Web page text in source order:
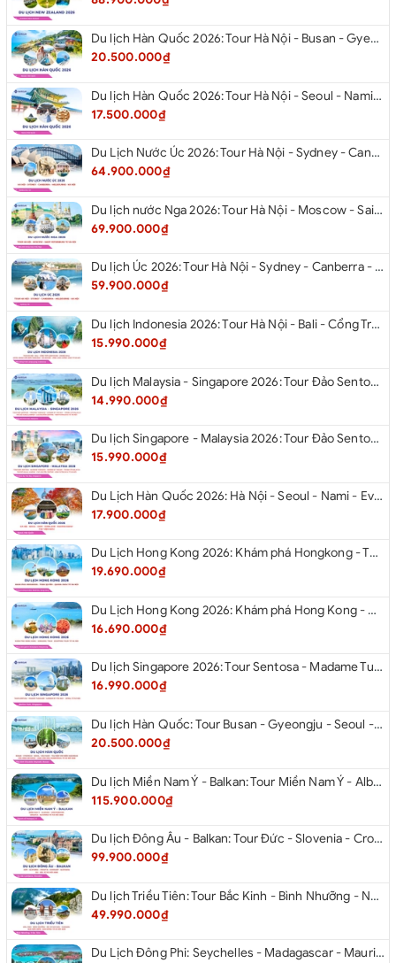
Du lịch Hàn Quốc 2026: Tour Hà Nội - Busan - Gyeongju - Seoul - Đảo Nami - Tàu Điện Ven Biển Haeundae - Cầu Kính Oryukdo - Làng Văn Hóa Huinnyeoul
20.500.000₫
Du lịch Hàn Quốc 2026: Tour Hà Nội - Seoul - Nami - Everland - Painter Show - Thư Viện Sách
17.500.000₫
Du Lịch Nước Úc 2026: Tour Hà Nội - Sydney - Canberra - Melbourne - Hà Nội
64.900.000₫
Du lịch nước Nga 2026: Tour Hà Nội - Moscow - Saint Petersburg từ Hà Nội
69.900.000₫
Du lịch Úc 2026: Tour Hà Nội - Sydney - Canberra - Melbourne - Hà Nội
59.900.000₫
Du lịch Indonesia 2026: Tour Hà Nội - Bali - Cổng Trời Lempuyang - Swings Bali - Ngắm hoàng hôn biển Jimbaran - Kelingking - Sống Lưng Khủng Long từ Hà Nội
15.990.000₫
Du lịch Malaysia - Singapore 2026: Tour Đảo Sentosa - Madame Tussause - Garden By The Bay - Thành Cổ Malacca - Thủ Đô Kualalumpur - Cao Nguyên Genting - New Putrajaya từ Hà Nội
14.990.000₫
Du lịch Singapore - Malaysia 2026: Tour Đảo Sentosa - Madame Tussauds - Garden By The Bay - Thành cổ Malacca - Thủ đô Kuala Lumpur - Cao nguyên Genting - New Putrajaya từ Hà Nội
15.990.000₫
Du Lịch Hàn Quốc 2026: Hà Nội - Seoul - Nami - Everland - Painter Show - Thư Viện Sách
17.900.000₫
Du Lịch Hong Kong 2026: Khám phá Hongkong - Thâm Quyến - Quảng Châu từ Hà Nội
19.690.000₫
Du Lịch Hong Kong 2026: Khám phá Hong Kong - Dingding Tram - Shopping Tour từ Hà Nội
16.690.000₫
Du lịch Singapore 2026: Tour Sentosa - Madame Tussauds - Garden By The Bay - Jewel từ Hà Nội
16.990.000₫
Du lịch Hàn Quốc: Tour Busan - Gyeongju - Seoul - Đảo Nami - Tàu Điện Ven Biển Haeundae - Cầu Kính Oryukdo - Làng Văn Hóa Huinnyeoul từ Hà Nội 2026
20.500.000₫
Du lịch Miền Nam Ý - Balkan: Tour Miền Nam Ý - Albania - Montenegro - Croatia - Slovenia từ Hà Nội 2026
115.900.000₫
Du lịch Đông Âu - Balkan: Tour Đức - Slovenia - Croatia - Hungary - Slovakia - Áo - Séc từ Hà Nội 2026
99.900.000₫
Du lịch Triều Tiên: Tour Bắc Kinh - Bình Nhưỡng - Núi Myohyang - Kaesong - Bàn Môn Điếm - Đan Đông từ Hà Nội 2026
49.990.000₫
Du Lịch Đông Phi: Seychelles - Madagascar - Mauritius 2026